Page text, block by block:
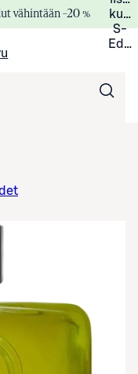
vähintään –20 %
S-